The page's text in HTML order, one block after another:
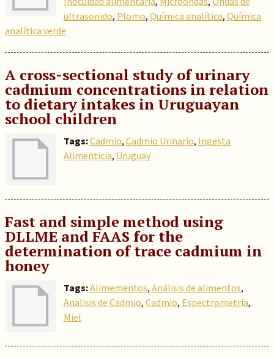
ultrasonido, Plomo, Química analítica, Química
analítica verde
A cross-sectional study of urinary
cadmium concentrations in relation
to dietary intakes in Uruguayan
school children
Tags:Cadmio, Cadmio Urinario, Ingesta
Alimenticia, Uruguay
Fast and simple method using
DLLME and FAAS for the
determination of trace cadmium in
honey
Tags:Alimementos, Análisis de alimentos,
Analisis de Cadmio, Cadmio, Espectrometría,
Miel